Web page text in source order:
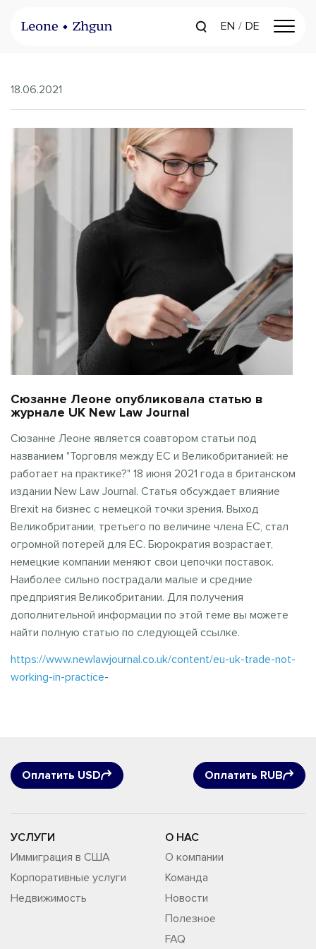
EN DE
18.06.2021
Сюзанне Леоне опубликовала статью в
журнале UK New Law Journal
Сюзанне Леоне является соавтором статьи под
названием "Торговля между ЕС и Великобританией: не
работает на практике?" 18 июня 2021 года в британском
издании New Law Journal. Статья обсуждает влияние
Brexit на бизнес с немецкой точки зрения. Выход
Великобритании, третьего по величине члена ЕС, стал
огромной потерей для ЕС. Бюрократия возрастает,
немецкие компании меняют свои цепочки поставок.
Наиболее сильно пострадали малые и средние
предприятия Великобритании. Для получения
дополнительной информации по этой теме вы можете
найти полную статью по следующей ссылке.
https://www.newlawjournal.co.uk/content/eu-uk-trade-not-
working-in-practice-
Оплатить USD Оплатить RUB
УСЛУГИ
Иммиграция в США
Корпоративные услуги
Недвижимость
О НАС
О компании
Команда
Новости
Полезное
FAQ